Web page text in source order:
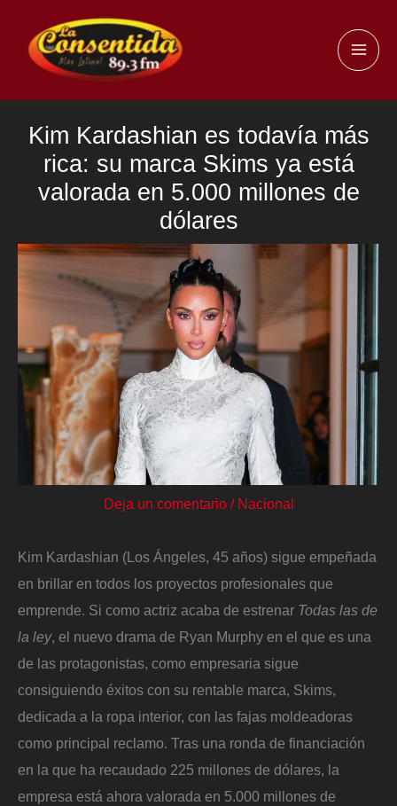
contenido
Kim Kardashian es todavía más
rica: su marca Skims ya está
valorada en 5.000 millones de
dólares
Deja un comentario / Nacional
Kim Kardashian (Los Ángeles, 45 años) sigue empeñada
en brillar en todos los proyectos profesionales que
emprende. Si como actriz acaba de estrenar Todas las de
la ley, el nuevo drama de Ryan Murphy en el que es una
de las protagonistas, como empresaria sigue
consiguiendo éxitos con su rentable marca, Skims,
dedicada a la ropa interior, con las fajas moldeadoras
como principal reclamo. Tras una ronda de financiación
en la que ha recaudado 225 millones de dólares, la
empresa está ahora valorada en 5.000 millones de